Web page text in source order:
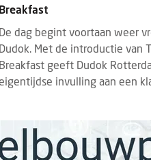
Breakfast
De dag begint voortaan weer
Dudok. Met de introductie van
Breakfast geeft Dudok
invulling aan een